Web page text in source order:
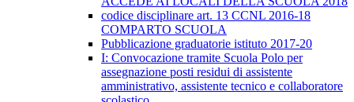
codice disciplinare art. 13 CCNL 2016-18
COMPARTO SCUOLA
Pubblicazione graduatorie istituto 2017-20
I: Convocazione tramite Scuola Polo per
assegnazione posti residui di assistente
amministrativo, assistente tecnico e collaboratore